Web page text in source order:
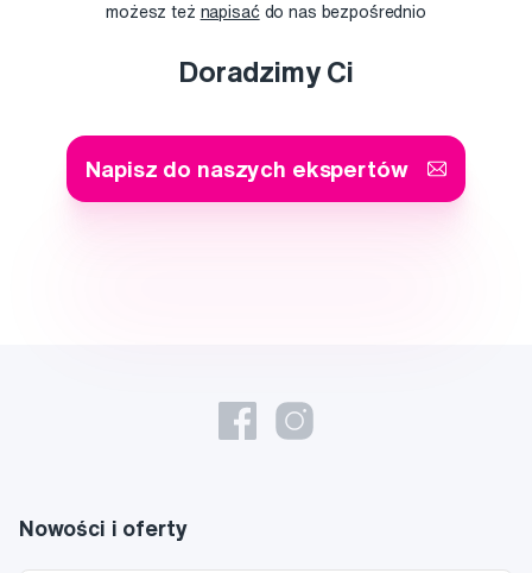
możesz też napisać do nas bezpośrednio
Doradzimy Ci
Napisz do naszych ekspertów
Nowości i oferty